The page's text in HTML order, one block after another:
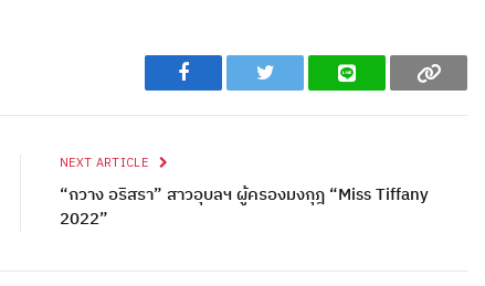
Facebook Twitter Line Copy
NEXT ARTICLE
“กวาง อริสรา” สาวอุบลฯ ผู้ครองมงกุฎ “Miss Tiffany
2022”